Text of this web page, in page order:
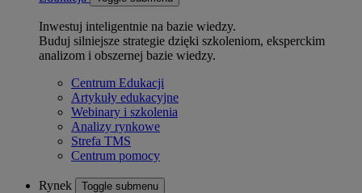
Inwestuj inteligentnie na bazie wiedzy.
Buduj silniejsze strategie dzięki szkoleniom, eksperckim
analizom i obszernej bazie wiedzy.
Centrum Edukacji
Artykuły edukacyjne
Webinary i szkolenia
Analizy rynkowe
Strefa TMS
Centrum pomocy
Rynek Toggle submenu